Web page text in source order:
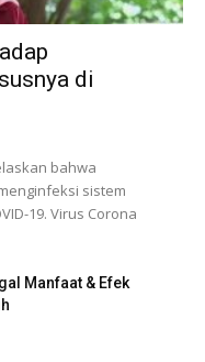
di
bahwa
sistem
19. Virus Corona
Manfaat & Efek